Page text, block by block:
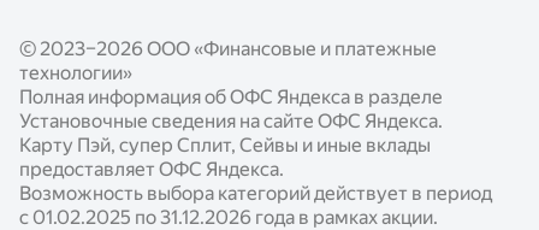
Безопасность
Подключение QR-кода
Выгода для партнёров
Готовые модули
Документация по работе с сервисами
Опыт наших партнёров
© 2023–2026 ООО «Финансовые и платежные
технологии»
Полная информация об ОФС Яндекса в разделе
Установочные сведения на сайте ОФС Яндекса.
Карту Пэй, супер Сплит, Сейвы и иные вклады
предоставляет ОФС Яндекса.
Возможность выбора категорий действует в период
с 01.02.2025 по 31.12.2026 года в рамках акции.